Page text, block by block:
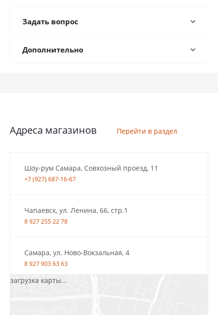
Задать вопрос
Дополнительно
Адреса магазинов Перейти в раздел
Шоу-рум Самара, Совхозный проезд, 11
+7 (927) 687-16-67
Чапаевск, ул. Ленина, 66, стр.1
8 927 255 22 78
Самара, ул. Ново-Вокзальная, 4
8 927 903 63 63
загрузка карты...